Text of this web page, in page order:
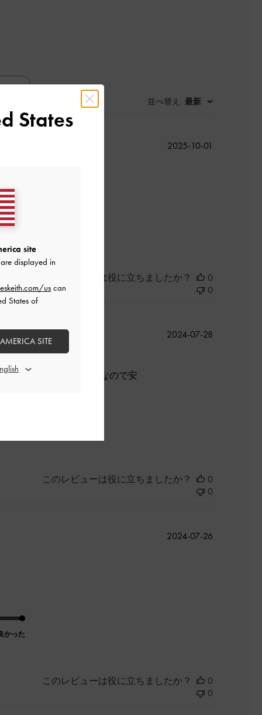
並べ替え : 最新
い 2025-10-01
このレビューは役に立ちましたか？
0
0
尚且つヒールがワイドなので安
公
2024-07-28
このレビューは役に立ちましたか？
0
0
かった
公
2024-07-26
このレビューは役に立ちましたか？
0
0
States
site
displayed in
uscan
States of
SITE